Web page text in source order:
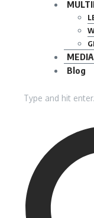
Blog
untuk: